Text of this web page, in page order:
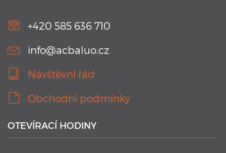
+420 585 636 710
info@acbaluo.cz
Návštěvní řád
Obchodní podmínky
OTEVÍRACÍ HODINY